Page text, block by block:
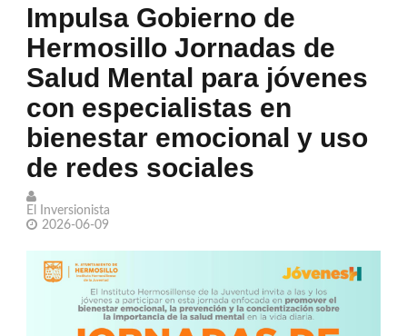
Putin refuerza la retaguardia ante la
exitosa escalada ucraniana
Llama Trump 'repugnantes' a Canadá y
México por aranceles
Par de jugadoras sonorenses de
hockey obtienen plata con México en
los JCC 2026
Leonardo DiCaprio busca salvar 100
especies en peligro de extinción
Impulsa Gobierno de
Hermosillo Jornadas de
Salud Mental para jóvenes
con especialistas en
bienestar emocional y uso
de redes sociales
El Inversionista
2026-06-09